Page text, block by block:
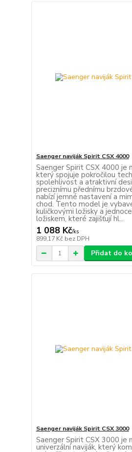
Saenger naviják Spirit CSX 4000
Saenger Spirit CSX 4000 je
který spojuje pokročilou
spolehlivost a atraktivní
preciznímu přednímu
nabízí jemné nastavení a
chod. Tento model je
kuličkovými ložisky a
ložiskem, které zajišťují hl...
1 088 Kč/ks
899,17 Kč bez DPH
Přidat do
Saenger naviják Spirit CSX 3000
Saenger Spirit CSX 3000 je
univerzální naviják, který